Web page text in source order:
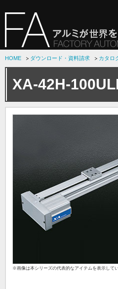
HOME ダウンロード・資料請求 カタロ
XA-42H-
※画像は本シリーズの代表的なアイテムを表示してい